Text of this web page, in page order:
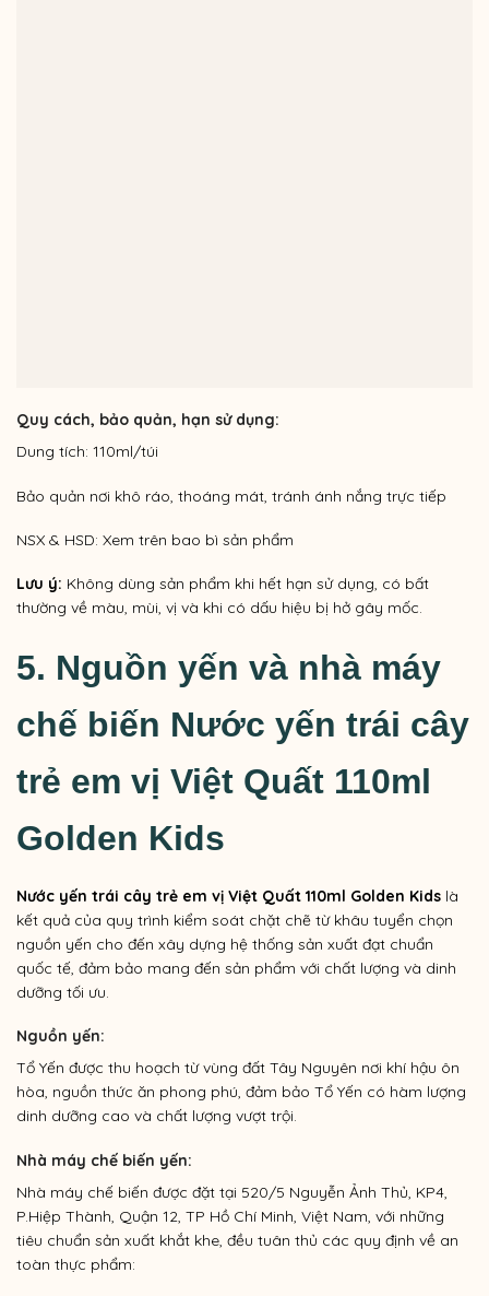
Quy cách, bảo quản, hạn sử dụng:
Dung tích: 110ml/túi
Bảo quản nơi khô ráo, thoáng mát, tránh ánh nắng trực tiếp
NSX & HSD: Xem trên bao bì sản phẩm
Lưu ý: Không dùng sản phẩm khi hết hạn sử dụng, có bất
thường về màu, mùi, vị và khi có dấu hiệu bị hở gây mốc.
5. Nguồn yến và nhà máy
chế biến Nước yến trái cây
trẻ em vị Việt Quất 110ml
Golden Kids
Nước yến trái cây trẻ em vị Việt Quất 110ml Golden Kids là
kết quả của quy trình kiểm soát chặt chẽ từ khâu tuyển chọn
nguồn yến cho đến xây dựng hệ thống sản xuất đạt chuẩn
quốc tế, đảm bảo mang đến sản phẩm với chất lượng và dinh
dưỡng tối ưu.
Nguồn yến:
Tổ Yến được thu hoạch từ vùng đất Tây Nguyên nơi khí hậu ôn
hòa, nguồn thức ăn phong phú, đảm bảo Tổ Yến có hàm lượng
dinh dưỡng cao và chất lượng vượt trội.
Nhà máy chế biến yến:
Nhà máy chế biến được đặt tại 520/5 Nguyễn Ảnh Thủ, KP4,
P.Hiệp Thành, Quận 12, TP Hồ Chí Minh, Việt Nam, với những
tiêu chuẩn sản xuất khắt khe, đều tuân thủ các quy định về an
toàn thực phẩm: